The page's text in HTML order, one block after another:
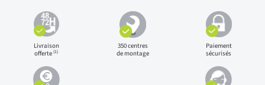
Livraison
offerte(1)
350 centres
de montage
Paiement
sécurisés